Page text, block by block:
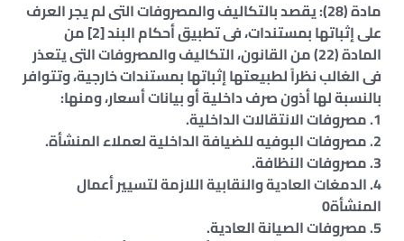
مادة (28): يقصد بالتكاليف والمصروفات التى لم يجر العرف
على إثباتها بمستندات، فى تطبيق أحكام البند [2] من
المادة (22) من القانون، التكاليف والمصروفات التى يتعذر
فى الغالب نظراً لطبيعتها إثباتها بمستندات خارجية، وتتوافر
بالنسبة لها أذون صرف داخلية أو بيانات أسعار، ومنها:
1. مصروفات الانتقالات الداخلية.
2. مصروفات البوفيه للضيافة الداخلية لعملاء المنشأة.
3. مصروفات النظافة.
4. الدمغات العادية والنقابية اللازمة لتسيير أعمال
المنشأة0
5. مصروفات الصيانة العادية.